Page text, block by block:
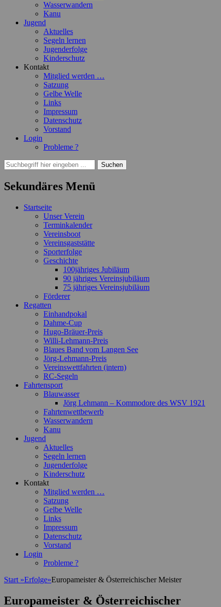
Wasserwandern
Kanu
Jugend
Aktuelles
Segeln lernen
Jugenderfolge
Kinderschutz
Kontakt
Mitglied werden …
Satzung
Gelbe Welle
Links
Impressum
Datenschutz
Vorstand
Login
Probleme ?
Suchen
Suchen
nach:
Sekundäres Menü
Zum
Startseite
Unser Verein
Terminkalender
Vereinsboot
Vereinsgaststätte
Sporterfolge
Geschichte
100jähriges Jubiläum
90 jähriges Vereinsjubiläum
75 jähriges Vereinsjubiläum
Förderer
Regatten
Einhandpokal
Dahme-Cup
Hugo-Bräuer-Preis
Willi-Lehmann-Preis
Blaues Band vom Langen See
Jörg-Lehmann-Preis
Vereinswettfahrten (intern)
RC-Segeln
Fahrtensport
Blauwasser
Jörg Lehmann – Kommodore des WSV 1921
Fahrtenwettbewerb
Wasserwandern
Kanu
Jugend
Aktuelles
Segeln lernen
Jugenderfolge
Kinderschutz
Kontakt
Mitglied werden …
Satzung
Gelbe Welle
Links
Impressum
Datenschutz
Vorstand
Login
Probleme ?
Start »Erfolge»Europameister & Österreichischer Meister
Europameister & Österreichischer